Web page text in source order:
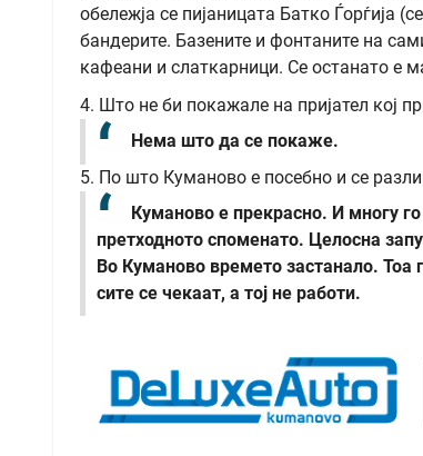
обележја се пијаницата Батко Ѓорѓија
бандерите. Базените и фонтаните на
кафеани и слаткарници. Се останато е
4. Што не би покажале на пријател кој
Нема што да се покаже.
5. По што Куманово е посебно и се
Куманово е прекрасно. И многу
претходното споменато. Целосна
Во Куманово времето застанало.
сите се чекаат, а тој не работи.